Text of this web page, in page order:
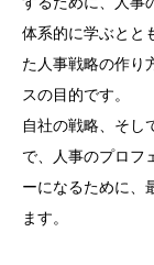
体系的に学ぶとと
た人事戦略の作り
スの目的です。
自社の戦略、そし
で、人事のプロフ
ーになるために、
ます。